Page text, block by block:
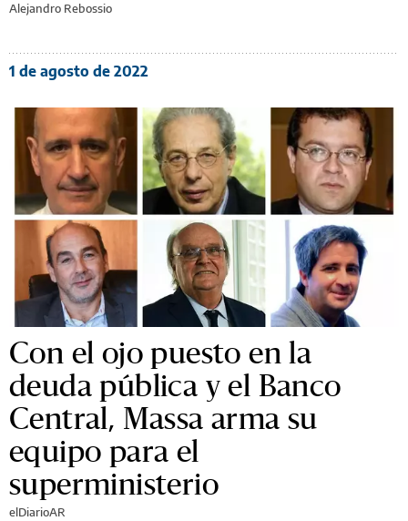
Alejandro Rebossio
1 de agosto de 2022
Con el ojo puesto en la
deuda pública y el Banco
Central, Massa arma su
equipo para el
superministerio
elDiarioAR